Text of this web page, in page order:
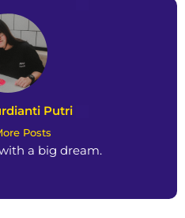
Putri
Posts
a big dream.